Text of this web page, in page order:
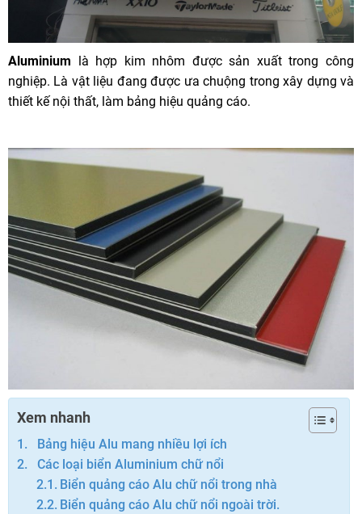
Aluminium là hợp kim nhôm được sản xuất trong công
nghiệp. Là vật liệu đang được ưa chuộng trong xây dựng và
thiết kế nội thất, làm bảng hiệu quảng cáo.
Xem nhanh
Bảng hiệu Alu mang nhiều lợi ích
Các loại biển Aluminium chữ nổi
Biển quảng cáo Alu chữ nổi trong nhà
Biển quảng cáo Alu chữ nổi ngoài trời.